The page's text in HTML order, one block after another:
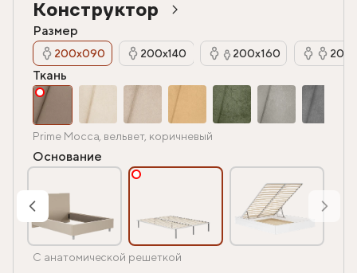
Конструктор
Размер
200х090 200х140 200х160
Ткань
Prime Mocca, вельвет, коричневый
Основание
С анатомической решеткой